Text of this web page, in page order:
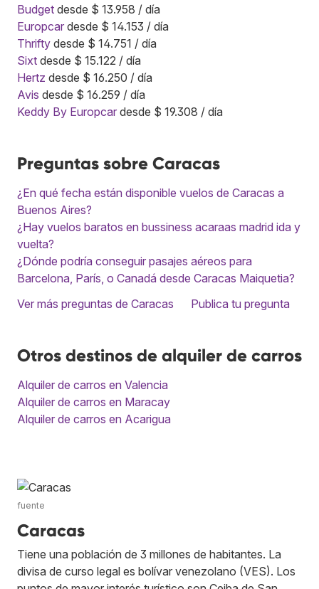
Budget desde $ 13.958 / día
Europcar desde $ 14.153 / día
Thrifty desde $ 14.751 / día
Sixt desde $ 15.122 / día
Hertz desde $ 16.250 / día
Avis desde $ 16.259 / día
Keddy By Europcar desde $ 19.308 / día
Preguntas sobre Caracas
¿En qué fecha están disponible vuelos de Caracas a
Buenos Aires?
¿Hay vuelos baratos en bussiness acaraas madrid ida y
vuelta?
¿Dónde podría conseguir pasajes aéreos para
Barcelona, París, o Canadá desde Caracas Maiquetia?
Ver más preguntas de Caracas
Publica tu pregunta
Otros destinos de alquiler de carros
Alquiler de carros en Valencia
Alquiler de carros en Maracay
Alquiler de carros en Acarigua
fuente
Caracas
Tiene una población de 3 millones de habitantes. La
divisa de curso legal es bolívar venezolano (VES). Los